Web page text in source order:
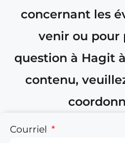
concernant les
venir ou pour
question à Hagit
contenu,
Courriel